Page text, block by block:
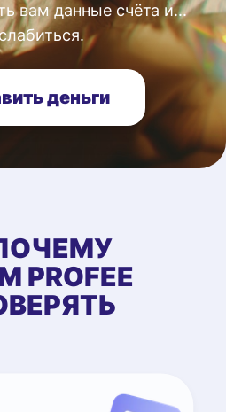
вам данные счёта и...
деньги